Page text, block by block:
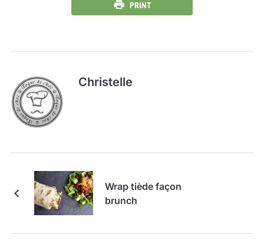
PRINT
Christelle
Wrap tiède façon
brunch